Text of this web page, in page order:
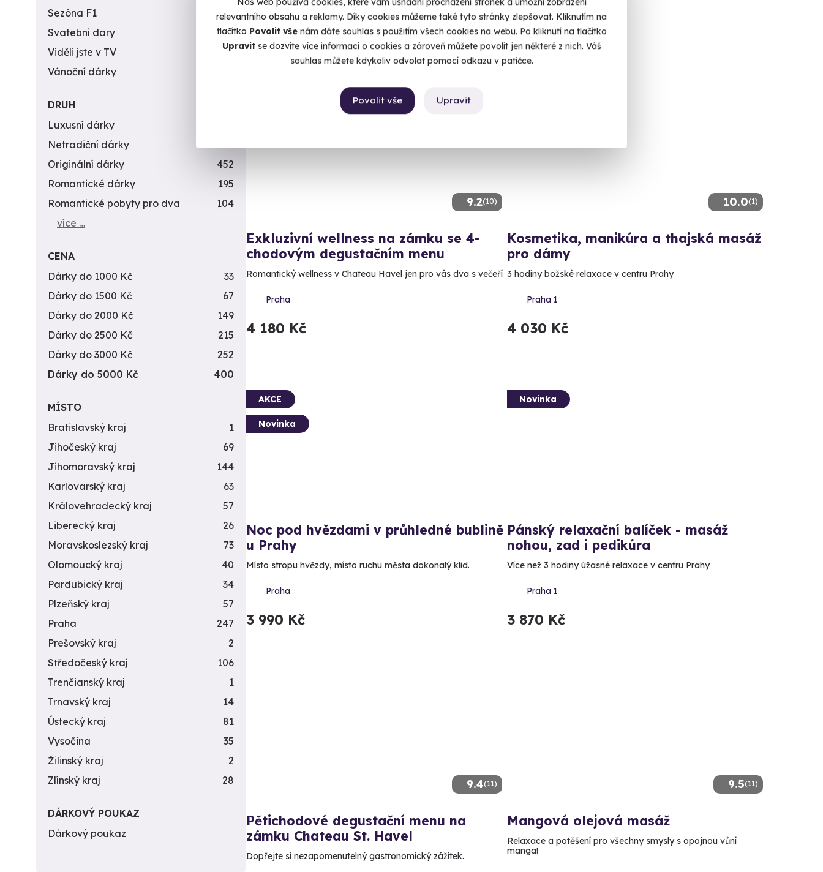
relevantního obsahu a reklamy. Díky cookies můžeme také tyto stránky zlepšovat. Kliknutím na
tlačítko Povolit vše nám dáte souhlas s použitím všech cookies na webu. Po kliknutí na tlačítko
Upravitse dozvíte více informací o cookies a zároveň můžete povolit jen některé z nich. Váš
souhlas můžete kdykoliv odvolat pomocí odkazu v patičce.
Upravit
Povolit vše
4 800 Kč
Praha
4 390 Kč
9.2(10)
Exkluzivní wellness na zámku se 4-
chodovým degustačním menu
Romantický wellness v Chateau Havel jen pro vás dva s večeří
Praha
4 180 Kč
10.0(1)
Kosmetika, manikúra a thajská masáž
pro dámy
3 hodiny božské relaxace v centru Prahy
Praha 1
4 030 Kč
AKCE
Novinka
Noc pod hvězdami v průhledné bublině
u Prahy
Místo stropu hvězdy, místo ruchu města dokonalý klid.
Praha
3 990 Kč
Novinka
Pánský relaxační balíček - masáž
nohou, zad i pedikúra
Více než 3 hodiny úžasné relaxace v centru Prahy
Praha 1
3 870 Kč
9.4(11)
Pětichodové degustační menu na
zámku Chateau St. Havel
Dopřejte si nezapomenutelný gastronomický zážitek.
9.5(11)
Mangová olejová masáž
Relaxace a potěšení pro všechny smysly s opojnou vůní
manga!
Sezóna F1
4
Svatební dary
196
Viděli jste v TV
31
Vánoční dárky
DRUH
Luxusní dárky
Netradiční dárky
353
Originální dárky
452
Romantické dárky
195
Romantické pobyty pro dva
104
více …
CENA
Dárky do 1000 Kč
33
Dárky do 1500 Kč
67
Dárky do 2000 Kč
149
Dárky do 2500 Kč
215
Dárky do 3000 Kč
252
Dárky do 5000 Kč
400
MÍSTO
Bratislavský kraj
1
Jihočeský kraj
69
Jihomoravský kraj
144
Karlovarský kraj
63
Královehradecký kraj
57
Liberecký kraj
26
Moravskoslezský kraj
73
Olomoucký kraj
40
Pardubický kraj
34
Plzeňský kraj
57
Praha
247
Prešovský kraj
2
Středočeský kraj
106
Trenčianský kraj
1
Trnavský kraj
14
Ústecký kraj
81
Vysočina
35
Žilinský kraj
2
Zlínský kraj
28
DÁRKOVÝ POUKAZ
Dárkový poukaz